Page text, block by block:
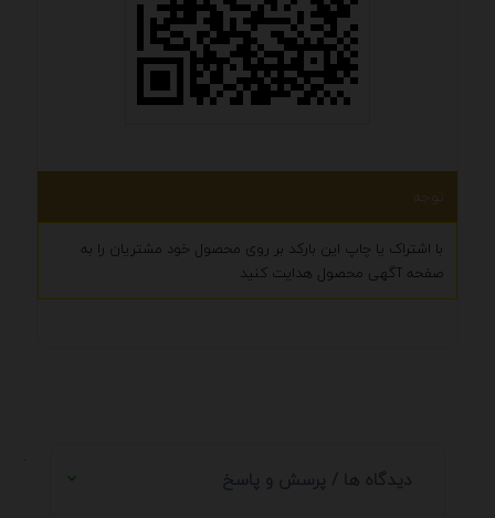
توجه
با اشتراک یا چاپ این بارکد بر روی محصول خود مشتریان را به
صفحه آگهی محصول هدایت کنید
دیدگاه ها / پرسش و پاسخ
.